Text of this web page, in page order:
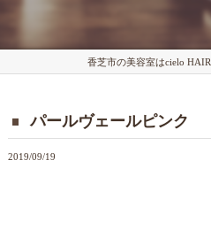
香芝市の美容室はcielo HAIR
パールヴェールピンク
2019/09/19